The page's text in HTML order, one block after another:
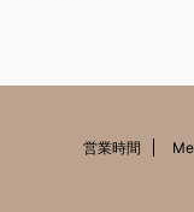
営業時間